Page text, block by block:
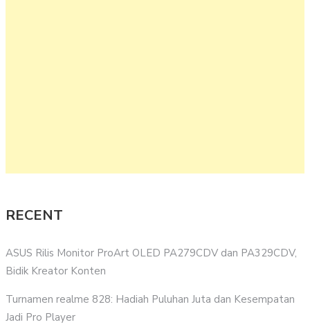
RECENT
ASUS Rilis Monitor ProArt OLED PA279CDV dan PA329CDV,
Bidik Kreator Konten
Turnamen realme 828: Hadiah Puluhan Juta dan Kesempatan
Jadi Pro Player